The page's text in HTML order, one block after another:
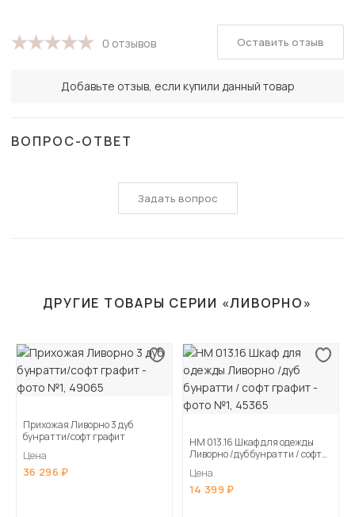
0 отзывов
Добавьте отзыв, если купили данный товар
Оставить отзыв
ВОПРОС-ОТВЕТ
Задать вопрос
ДРУГИЕ ТОВАРЫ СЕРИИ «ЛИВОРНО»
Прихожая Ливорно 3 дуб
бунратти/софт графит
Цена
36 296
НМ 013.16 Шкаф для одежды
Ливорно /дуб бунратти / софт
Цена
14 399